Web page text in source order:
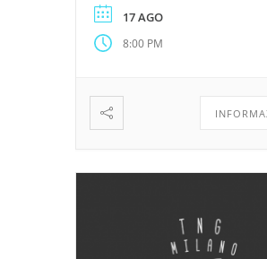
anche solo curiosi. E nel
frattempo, mangiare e bere.
L’evento è gratuito: paghi
obbligatoria tramite la
piattaforma Billetto – Il
17 AGO
8:00 PM